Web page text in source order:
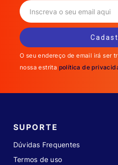
O seu endereço de email irá ser
nossa estrita política de
SUPORTE
Dúvidas Frequentes
Termos de uso